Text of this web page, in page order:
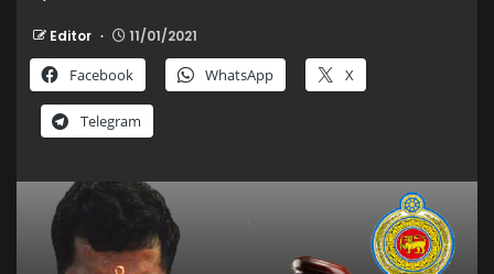
Editor 11/01/2021
Facebook WhatsApp X
Telegram